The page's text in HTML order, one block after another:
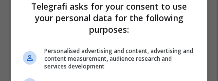
Telegrafi asks for your consent to use
your personal data for the following
purposes:
Personalised advertising and content, advertising and
content measurement, audience research and
services development